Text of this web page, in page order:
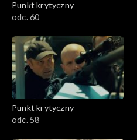
Punkt krytyczny
odc. 60
Punkt krytyczny
odc. 58